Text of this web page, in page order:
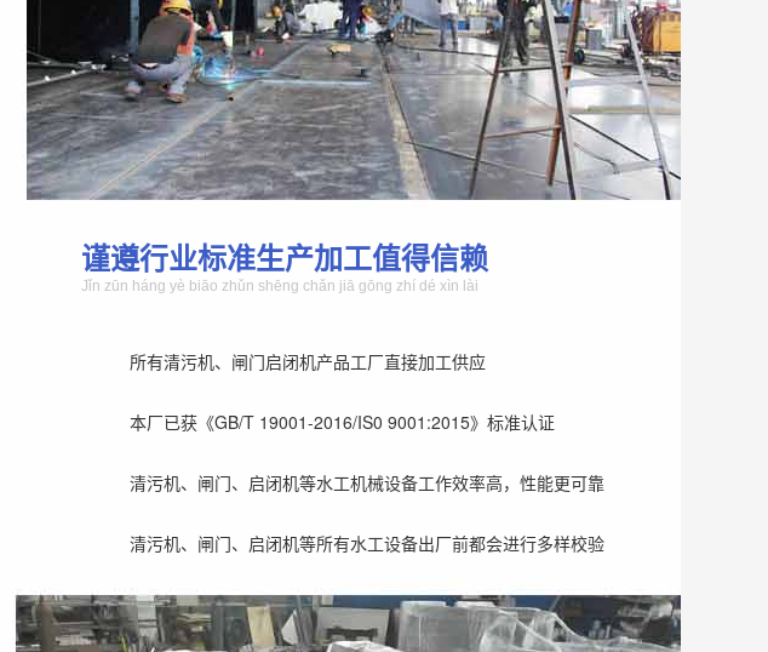
谨遵行业标准生产加工值得信赖
Jǐn zūn háng yè biāo zhǔn shēng chǎn jiā gōng zhí dé xìn lài
所有清污机、闸门启闭机产品工厂直接加工供应
本厂已获《GB/T 19001-2016/IS0 9001:2015》标准认证
清污机、闸门、启闭机等水工机械设备工作效率高，性能更可靠
清污机、闸门、启闭机等所有水工设备出厂前都会进行多样校验